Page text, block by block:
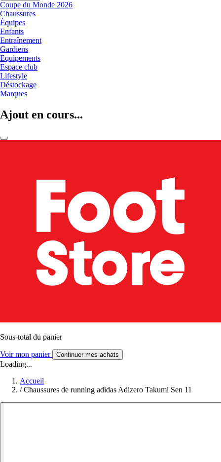
Coupe du Monde 2026
Chaussures
Équipes
Enfants
Entraînement
Gardiens
Equipements
Espace club
Lifestyle
Déstockage
Marques
Ajout en cours...
Sous-total du panier
Voir mon panier Continuer mes achats
Loading...
Accueil
/ Chaussures de running adidas Adizero Takumi Sen 11